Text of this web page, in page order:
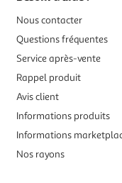
Nous contacter
Questions fréquentes
Service après-vente
Rappel produit
Avis client
Informations produits
Informations
Nos rayons